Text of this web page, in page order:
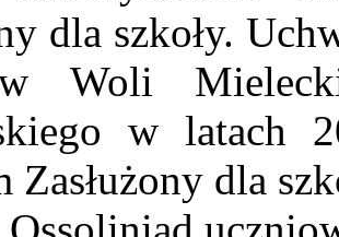
dla szkoły.
Woli
w latach
Zasłużony dla